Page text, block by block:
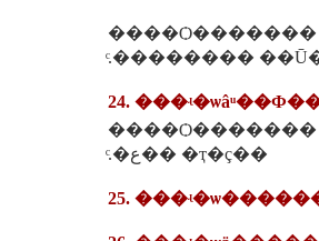
����Ѻ�������
ͨ.��������
24.
����Ѻ�������
ͨ.�ع�� �ҭ�ç��
25.